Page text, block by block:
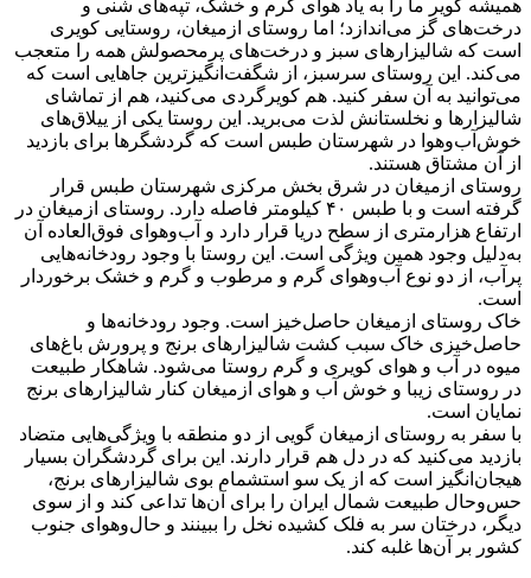
همیشه کویر ما را به یاد هوای گرم و خشک، تپه‌های شنی و
درخت‌های گز می‌اندازد؛ اما روستای ازمیغان، روستایی کویری
است که شالیزارهای سبز و درخت‌های پرمحصولش همه را متعجب
می‌کند. این روستای سرسبز، از شگفت‌انگیزترین جاهایی است که
می‌توانید به آن سفر کنید. هم کویرگردی می‌کنید، هم از تماشای
شالیزارها و نخلستانش لذت می‌برید. این روستا یکی از ییلاق‌های
خوش‌آب‌وهوا در شهرستان طبس است که گردشگرها برای بازدید
از آن مشتاق هستند.
روستای ازمیغان در شرق بخش مرکزی شهرستان طبس قرار
گرفته است و با طبس ۴۰ کیلومتر فاصله دارد. روستای ازمیغان در
ارتفاع هزارمتری از سطح دریا قرار دارد و آب‌وهوای فوق‌العاده آن
به‌دلیل وجود همین ویژگی است. این ‌روستا با وجود رودخانه‌هایی
پرآب، از دو نوع آب‌و‌هوای گرم و مرطوب و گرم و خشک برخوردار
است.
خاک روستای ازمیغان حاصل‌خیز است. وجود رودخانه‌ها و
حاصل‌خیزی خاک سبب کشت شالیزارهای برنج و پرورش باغ‌های
میوه در آب و هوای کویری و گرم روستا می‌شود. شاهکار طبیعت
در روستای زیبا و خوش آب و هوای ازمیغان کنار شالیزارهای برنج
نمایان است.
با سفر به روستای ازمیغان گویی از دو منطقه با ویژگی‌هایی متضاد
بازدید می‌کنید که در دل هم قرار دارند. این برای گردشگران بسیار
هیجان‌انگیز است که از یک سو استشمام بوی شالیزارهای برنج،
حس‌و‌حال طبیعت شمال ایران را برای آن‌ها تداعی کند و از سوی
دیگر، درختان سر به فلک کشیده نخل را ببینند و حال‌وهوای جنوب
کشور بر آن‌ها غلبه کند.